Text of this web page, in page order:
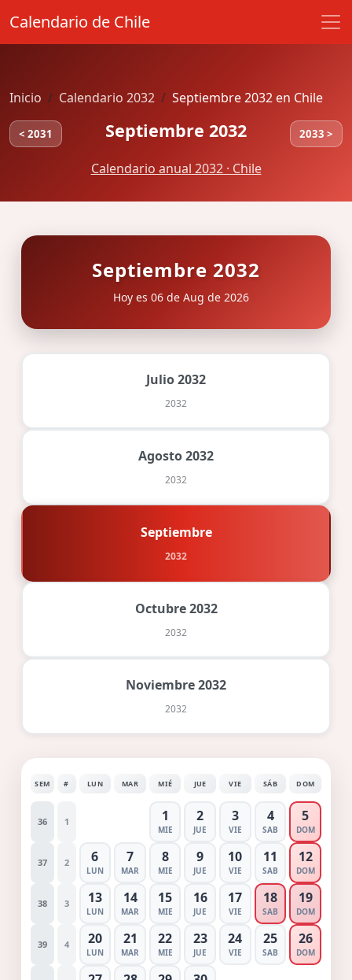
Calendario de Chile
Inicio Calendario 2032 Septiembre 2032 en Chile
< 2031 Septiembre 2032 2033 >
Calendario anual 2032 · Chile
Septiembre 2032
Hoy es 06 de Aug de 2026
Julio 2032
2032
Agosto 2032
2032
Septiembre
2032
Octubre 2032
2032
Noviembre 2032
2032
SEM # LUN MAR MIÉ JUE VIE SÁB DOM
36 1 1
MIE
2
JUE
3
VIE
4
SAB
5
DOM
37 2 6
LUN
7
MAR
8
MIE
9
JUE
10
VIE
11
SAB
12
DOM
38 3 13
LUN
14
MAR
15
MIE
16
JUE
17
VIE
18
SAB
19
DOM
39 4 20
LUN
21
MAR
22
MIE
23
JUE
24
VIE
25
SAB
26
DOM